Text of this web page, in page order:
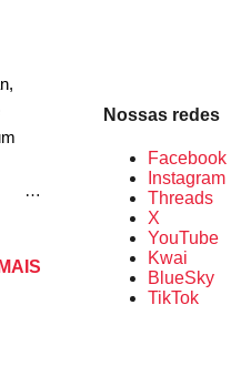
Nossas redes
Facebook
Instagram
Threads
X
YouTube
Kwai
BlueSky
TikTok